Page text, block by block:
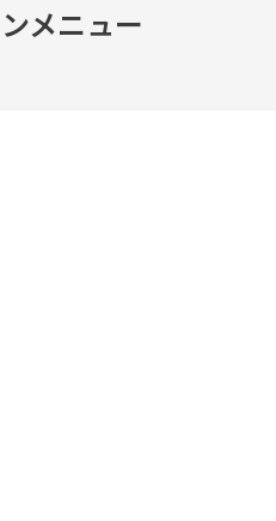
メニュー